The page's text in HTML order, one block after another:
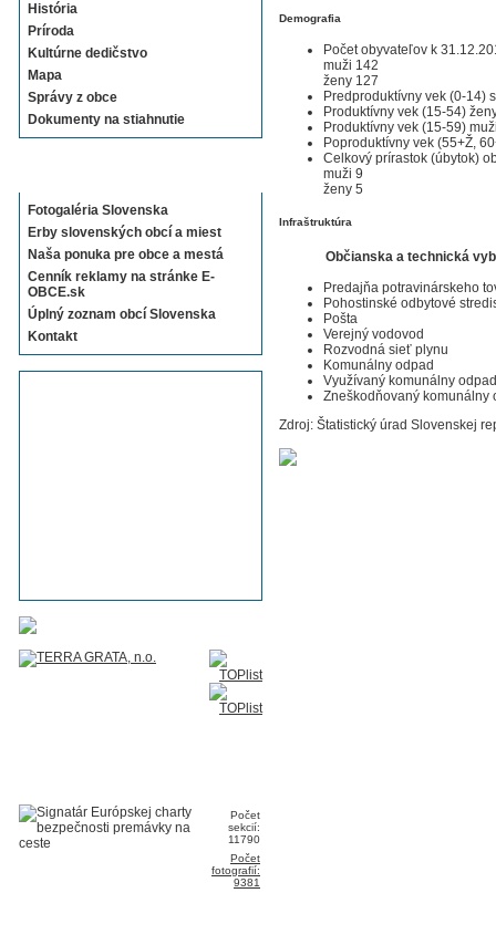
História
Príroda
Kultúrne dedičstvo
Mapa
Správy z obce
Dokumenty na stiahnutie
Fotogaléria Slovenska
Erby slovenských obcí a miest
Naša ponuka pre obce a mestá
Cenník reklamy na stránke E-
OBCE.sk
Úplný zoznam obcí Slovenska
Kontakt
Počet
sekcií:
11790
Počet
fotografií:
9381
Demografia
Počet obyvateľov k
muži 142
ženy 127
Predproduktívny vek (0-14)
Produktívny vek (15-54)
Produktívny vek (15-59)
Poproduktívny vek (55+Ž,
Celkový prírastok (úbytok)
muži 9
ženy 5
Infraštruktúra
Občianska a technická
Predajňa potravinárskeho
Pohostinské odbytové
Pošta
Verejný vodovod
Rozvodná sieť plynu
Komunálny odpad
Využívaný komunálny odpad
Zneškodňovaný komunálny
Zdroj: Štatistický úrad Slovenskej